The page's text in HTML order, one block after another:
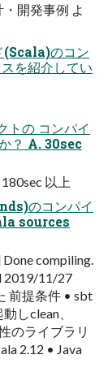
開発事例 よ
(Scala)のコン
を紹介してい
トの コンパイ
？ A. 30sec
以上
のコンパイ
sources
compiling.
2019/11/27
前提条件 • sbt
しclean、
のライブラリ
2.12 • Java